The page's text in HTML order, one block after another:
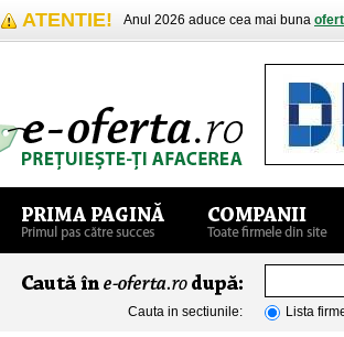
ATENTIE! Anul 2026 aduce cea mai buna
Cauta in sectiunile: Lista